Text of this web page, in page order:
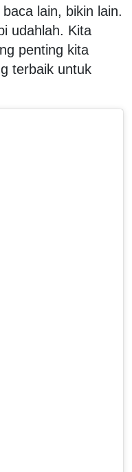
lain, bikin lain.
udahlah. Kita
penting kita
terbaik untuk